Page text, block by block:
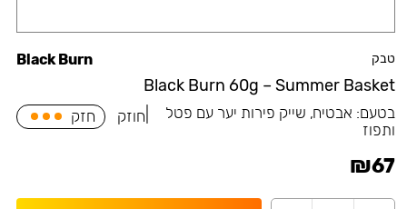
טבק
Black Burn 60g – Summer Basket
Black Burn
בטעם: אבטיח, שייק פירות יער עם פטל
ותפוז
חוזק חזק
₪67